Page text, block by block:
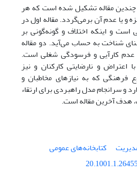
چندین مقاله تشکیل شده است که هر
و یا عدم آن برمی‌گردد. مقاله اول در
و اینکه اختلاف و گونه‌گونی بر
شناخت به حساب می‌آید. دو مقاله
عدم کارآیی و فرسودگی شغلی است.
اعتراض و نارضایتی کارکنان و نیز
فرهنگی که به نیازهای مخاطبان و
و سرانجام مدل راهبردی برای ارتقاء
هدف آخرین مقاله است.
کتابخانه‌های عمومی